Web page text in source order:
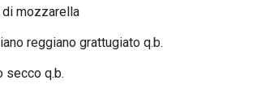
mozzarella
reggiano grattugiato q.b.
secco q.b.